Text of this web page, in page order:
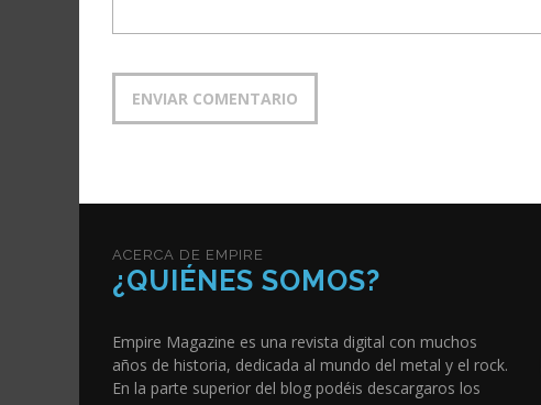
ACERCA DE EMPIRE
¿QUIÉNES SOMOS?
Empire Magazine es una revista digital con muchos
años de historia, dedicada al mundo del metal y el rock.
En la parte superior del blog podéis descargaros los